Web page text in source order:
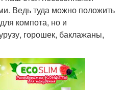
Ведь туда можно положить
компота, но и
горошек, баклажаны,